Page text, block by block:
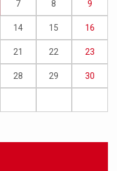
7 8 9
14 15 16
21 22 23
28 29 30